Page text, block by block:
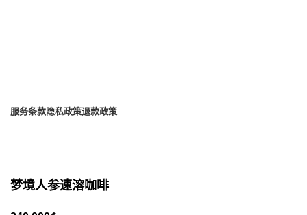
服务条款隐私政策退款政策
梦境人参速溶咖啡